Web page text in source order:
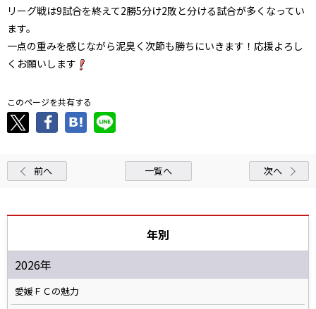
リーグ戦は9試合を終えて2勝5分け2敗と分ける試合が多くなってい
ます。
一点の重みを感じながら泥臭く次節も勝ちにいきます！応援よろし
くお願いします
このページを共有する
前へ 一覧へ 次へ
年別
2026年
愛媛ＦＣの魅力